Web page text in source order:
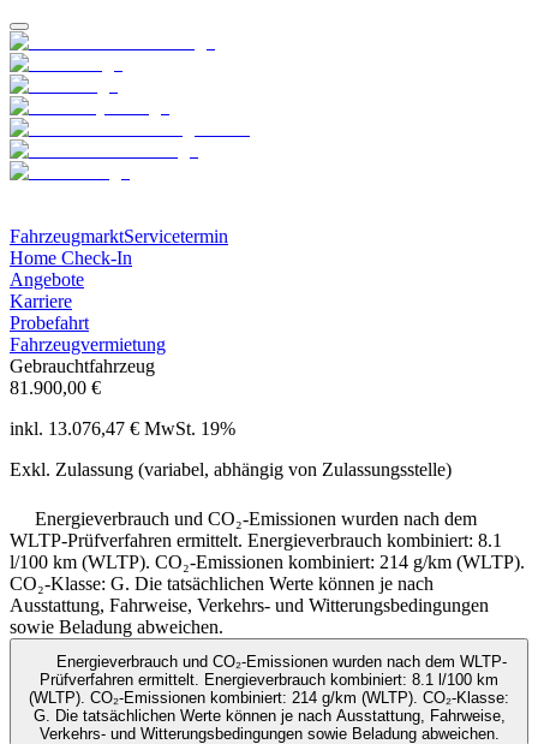
FahrzeugmarktServicetermin
Home Check-In
Angebote
Karriere
Probefahrt
Fahrzeugvermietung
Gebrauchtfahrzeug
81.900,00 €
inkl. 13.076,47 € MwSt. 19%
Exkl. Zulassung (variabel, abhängig von Zulassungsstelle)
Energieverbrauch und CO₂-Emissionen wurden nach dem
WLTP-Prüfverfahren ermittelt. Energieverbrauch kombiniert: 8.1
l/100 km (WLTP). CO₂-Emissionen kombiniert: 214 g/km (WLTP).
CO₂-Klasse: G. Die tatsächlichen Werte können je nach
Ausstattung, Fahrweise, Verkehrs- und Witterungsbedingungen
sowie Beladung abweichen.
Energieverbrauch und CO₂-Emissionen wurden nach dem WLTP-
Prüfverfahren ermittelt. Energieverbrauch kombiniert: 8.1 l/100 km
(WLTP). CO₂-Emissionen kombiniert: 214 g/km (WLTP). CO₂-Klasse:
G. Die tatsächlichen Werte können je nach Ausstattung, Fahrweise,
Verkehrs- und Witterungsbedingungen sowie Beladung abweichen.